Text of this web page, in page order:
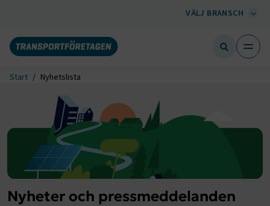
VÄLJ BRANSCH
Start Nyhetslista
Nyheter och pressmeddelanden